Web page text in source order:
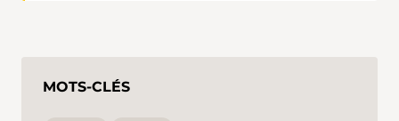
MOTS-CLÉS